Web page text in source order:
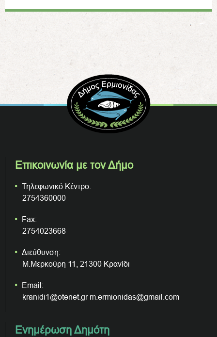
Επικοινωνία με τον Δήμο
Τηλεφωνικό Κέντρο:
2754360000
Fax:
2754023668
Διεύθυνση:
Μ.Μερκούρη 11, 21300 Κρανίδι
Email:
kranidi1@otenet.gr m.ermionidas@gmail.com
Ενημέρωση Δημότη